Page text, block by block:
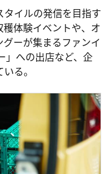
イルの発信を目指す
体験イベントや、オ
ーが集まるファンイ
」への出店など、企
る。